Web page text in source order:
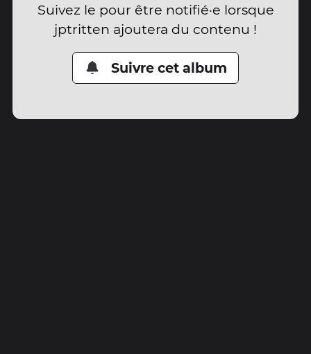
Suivez le pour être notifié·e lorsque
jptritten ajoutera du contenu !
Suivre cet album